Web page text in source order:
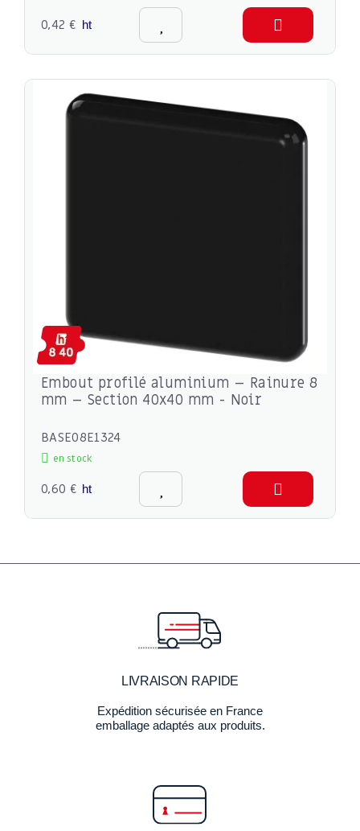
0,42 € ht
Embout profilé aluminium – Rainure 8
mm – Section 40x40 mm - Noir
BASE08E1324
en stock
0,60 € ht
LIVRAISON RAPIDE
Expédition sécurisée en France
emballage adaptés aux produits.